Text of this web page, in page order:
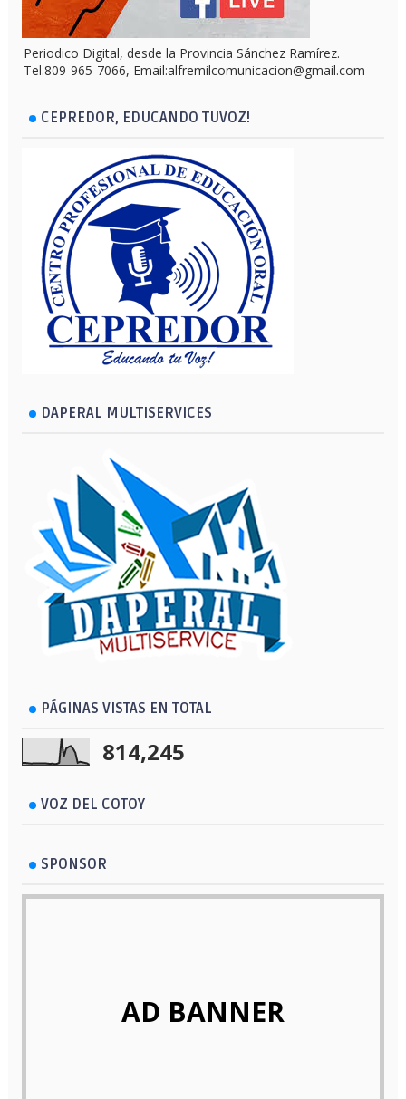
Periodico Digital, desde la Provincia Sánchez Ramírez.
Tel.809-965-7066, Email:alfremilcomunicacion@gmail.com
CEPREDOR, EDUCANDO TUVOZ!
DAPERAL MULTISERVICES
PÁGINAS VISTAS EN TOTAL
814,245
VOZ DEL COTOY
SPONSOR
AD BANNER